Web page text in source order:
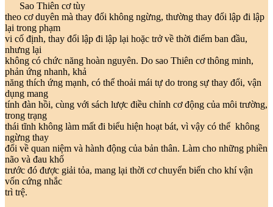
Sao Thiên cơ tùy
theo cơ duyên mà thay đổi không ngừng, thường thay đổi lập đi lập
lại trong phạm
vi cố định, thay đổi lập đi lập lại hoặc trở về thời điểm ban đầu,
nhưng lại
không có chức năng hoàn nguyên. Do sao Thiên cơ thông minh,
phản ứng nhanh, khả
năng thích ứng mạnh, có thể thoải mái tự do trong sự thay đổi, vận
dụng mang
tính đàn hồi, cùng với sách lược điều chỉnh cơ động của môi trường,
trong trạng
thái tĩnh không làm mất đi biểu hiện hoạt bát, vì vậy có thể không
ngừng thay
đổi về quan niệm và hành động của bản thân. Làm cho những phiền
não và đau khổ
trước đó được giải tỏa, mang lại thời cơ chuyển biến cho khí vận
vốn cứng nhắc
trì trệ.